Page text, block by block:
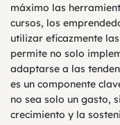
máximo las
cursos, los
utilizar eficazmente
permite no solo
adaptarse a las
es un componente
no sea solo un gasto,
crecimiento y la